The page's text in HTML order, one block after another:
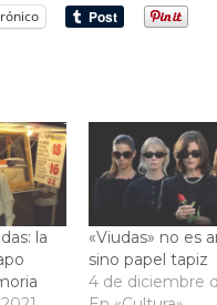
la
«Viudas» no es
sino papel tapiz
4 de diciembre